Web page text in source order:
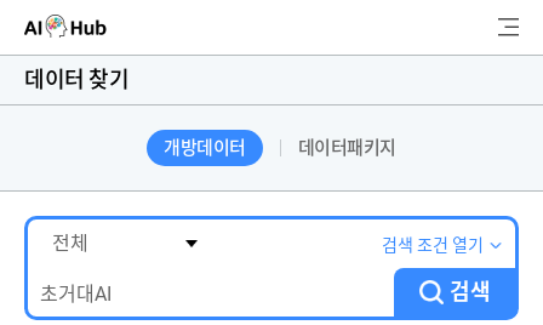
AI-Hub
AI 데이터찾기
AI 허브소개
색
데이터 찾기
개방데이터 데이터패키지
검색 조건 열기
검색